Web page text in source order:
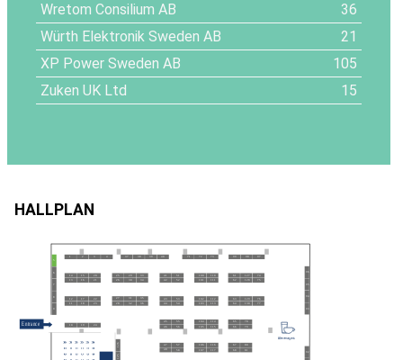
Wretom Consilium AB
36
Würth Elektronik Sweden AB
21
XP Power Sweden AB
105
Zuken UK Ltd
15
HALLPLAN